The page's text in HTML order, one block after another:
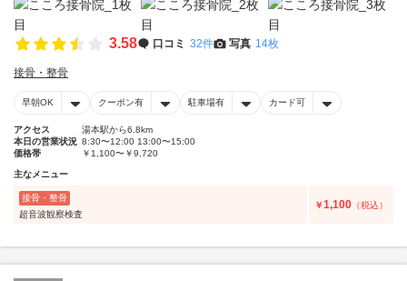
3.58 口コミ 32件 写真 14枚
接骨・整骨
早朝OK クーポン有 駐車場有 カード可
アクセス
湯本駅から6.8km
本日の営業状況 8:30〜12:00 13:00〜15:00
価格帯
￥1,100〜￥9,720
主なメニュー
接骨・整骨
超音波観察検査
￥1,100 （税込）